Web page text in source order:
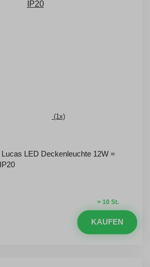
(1x)
LED Deckenleuchte 12W =
> 10 St.
KAUFEN